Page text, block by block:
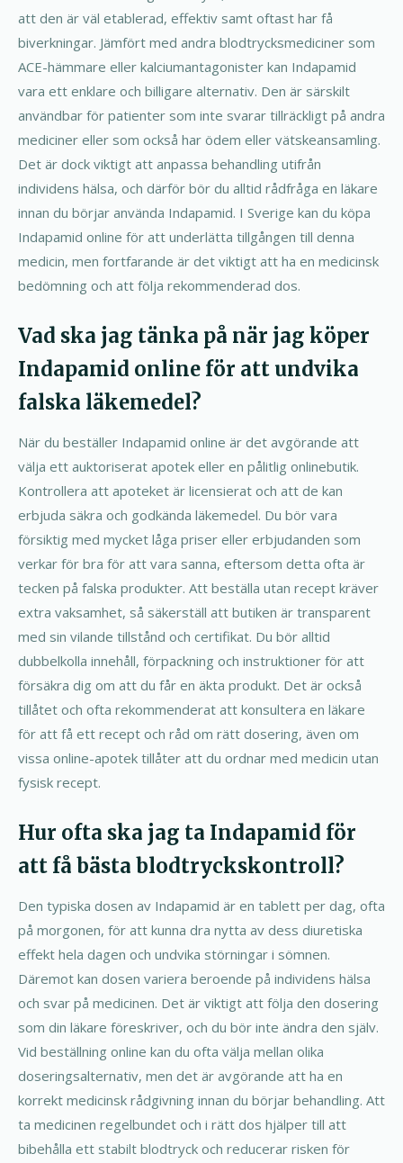
att den är väl etablerad, effektiv samt oftast har få
biverkningar. Jämfört med andra blodtrycksmediciner som
ACE-hämmare eller kalciumantagonister kan Indapamid
vara ett enklare och billigare alternativ. Den är särskilt
användbar för patienter som inte svarar tillräckligt på andra
mediciner eller som också har ödem eller vätskeansamling.
Det är dock viktigt att anpassa behandling utifrån
individens hälsa, och därför bör du alltid rådfråga en läkare
innan du börjar använda Indapamid. I Sverige kan du köpa
Indapamid online för att underlätta tillgången till denna
medicin, men fortfarande är det viktigt att ha en medicinsk
bedömning och att följa rekommenderad dos.
Vad ska jag tänka på när jag köper
Indapamid online för att undvika
falska läkemedel?
När du beställer Indapamid online är det avgörande att
välja ett auktoriserat apotek eller en pålitlig onlinebutik.
Kontrollera att apoteket är licensierat och att de kan
erbjuda säkra och godkända läkemedel. Du bör vara
försiktig med mycket låga priser eller erbjudanden som
verkar för bra för att vara sanna, eftersom detta ofta är
tecken på falska produkter. Att beställa utan recept kräver
extra vaksamhet, så säkerställ att butiken är transparent
med sin vilande tillstånd och certifikat. Du bör alltid
dubbelkolla innehåll, förpackning och instruktioner för att
försäkra dig om att du får en äkta produkt. Det är också
tillåtet och ofta rekommenderat att konsultera en läkare
för att få ett recept och råd om rätt dosering, även om
vissa online-apotek tillåter att du ordnar med medicin utan
fysisk recept.
Hur ofta ska jag ta Indapamid för
att få bästa blodtryckskontroll?
Den typiska dosen av Indapamid är en tablett per dag, ofta
på morgonen, för att kunna dra nytta av dess diuretiska
effekt hela dagen och undvika störningar i sömnen.
Däremot kan dosen variera beroende på individens hälsa
och svar på medicinen. Det är viktigt att följa den dosering
som din läkare föreskriver, och du bör inte ändra den själv.
Vid beställning online kan du ofta välja mellan olika
doseringsalternativ, men det är avgörande att ha en
korrekt medicinsk rådgivning innan du börjar behandling. Att
ta medicinen regelbundet och i rätt dos hjälper till att
bibehålla ett stabilt blodtryck och reducerar risken för